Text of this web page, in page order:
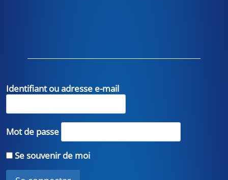
Identifiant ou adresse e-mail
Mot de passe
Se souvenir de moi